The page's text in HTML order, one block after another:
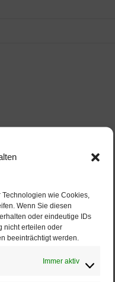
wie Cookies,
Wenn Sie diesen
oder eindeutige IDs
nicht erteilen oder
beeinträchtigt werden.
Immer aktiv